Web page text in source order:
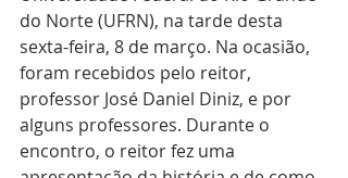
do Norte (UFRN), na tarde desta
sexta-feira, 8 de março. Na ocasião,
foram recebidos pelo reitor,
professor José Daniel Diniz, e por
alguns professores. Durante o
encontro, o reitor fez uma